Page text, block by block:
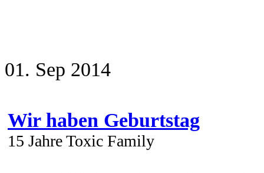
01. Sep 2014
Wir haben Geburtstag
15 Jahre Toxic Family